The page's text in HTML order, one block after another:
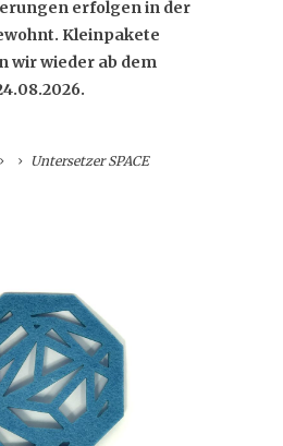
erfolgen in der
Kleinpakete
wir wieder ab dem
Untersetzer SPACE